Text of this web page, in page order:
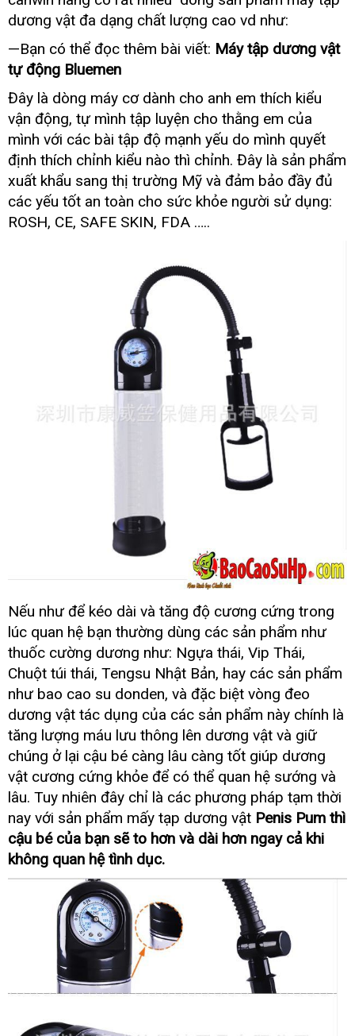
lượng
dương vật đa dạng chất lượng cao vd như:
—Bạn có
nên
mua
có thể đọc thêm bài viết: Máy tập dương vật
tự động Bluemen
Đây là dòng máy cơ dành cho anh em thích kiểu
vận độngtự
động
, tự mình tập luyện cho thằng em Nhật
Bản
của
mình xuất
xứ
với thống
kê
các bài tập độ mạnh yếu do mình quyết
định thích chỉnh kiểu nào dịch
vụ
thì chỉnhrẻ
nhất
. Đây là sản phẩm
xuất khẩu sang thị trường Mỹ bền
và đảm bảo đầy đủ
các yếu tốt an toàn cho sức khỏe người sử dụng:
ROSHlink
, CEkhách
, SAFE SKINThái
, FDA …..
miễn
phí
Nếu như miễn
phí
để kéo dài hỗ
trợ
và tăng độ cương cứng trong
lúc quan hệ bạn thường dùng có
nên
mua
các sản phẩm như
thuốc cường dương như: Ngựa tháiđịa
chỉ
, Vip Tháitổng
hợp
,
Chuột túi tháigiá
bán
lẻ
, Tengsu Nhật Bảnvoucher
, hay link
web
các sản phẩm
như bao cao su dondenphụ
kiện
, siêu
thị
và đặt
mua
đặc biệt vòng đeo
dương vật tác dụng cửa
hàng
của khách
hàng
các sản phẩm này chính là
tăng lượng máu lưu thông lên dương vật nơi
nào
và giữ
chúng ở lại cậu bé càng lâu càng tốt giúp dương
vật cương cứng khỏe theo
yêu
cầu
để hàng
nhái
có thể quan hệ sướng Mỹ
và
lâubáo
giá
. Tuy nhiên đây chỉ là chiết
khấu
các phương pháp tạm thời
nay nhận
hàng
với sản phẩm mấy tạp dương vật Penis Pum thì
cậu bé shopee
của bạn địa
chỉ
sẽ to hơn chiết
và dài hơn ngay cả khi
không quan hệ tình dục.